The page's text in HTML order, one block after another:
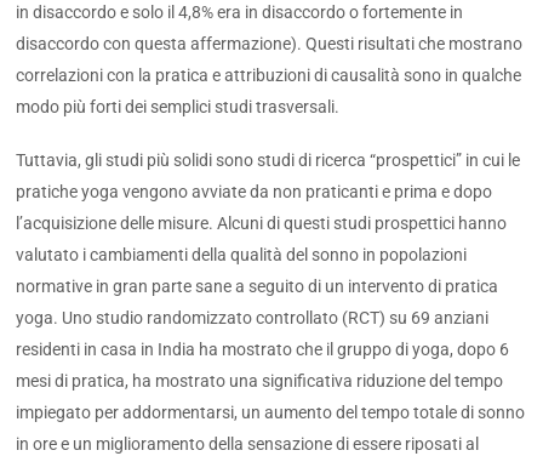
in disaccordo e solo il 4,8% era in disaccordo o fortemente in
disaccordo con questa affermazione). Questi risultati che mostrano
correlazioni con la pratica e attribuzioni di causalità sono in qualche
modo più forti dei semplici studi trasversali.
Tuttavia, gli studi più solidi sono studi di ricerca “prospettici” in cui le
pratiche yoga vengono avviate da non praticanti e prima e dopo
l’acquisizione delle misure. Alcuni di questi studi prospettici hanno
valutato i cambiamenti della qualità del sonno in popolazioni
normative in gran parte sane a seguito di un intervento di pratica
yoga. Uno studio randomizzato controllato (RCT) su 69 anziani
residenti in casa in India ha mostrato che il gruppo di yoga, dopo 6
mesi di pratica, ha mostrato una significativa riduzione del tempo
impiegato per addormentarsi, un aumento del tempo totale di sonno
in ore e un miglioramento della sensazione di essere riposati al